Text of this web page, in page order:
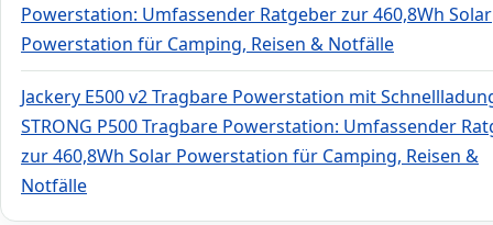
Powerstation: Umfassender Ratgeber zur 460,8Wh Solar
Powerstation für Camping, Reisen & Notfälle
Jackery E500 v2 Tragbare Powerstation mit
STRONG P500 Tragbare Powerstation: Umfassender
zur 460,8Wh Solar Powerstation für Camping, Reisen &
Notfälle